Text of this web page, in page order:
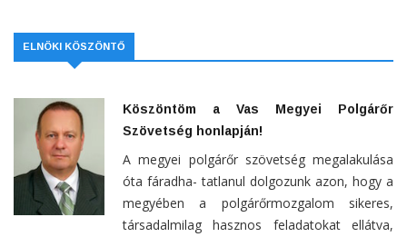
ELNÖKI KÖSZÖNTŐ
Köszöntöm a Vas Megyei Polgárőr
Szövetség honlapján!
A megyei polgárőr szövetség megalakulása
óta fáradha- tatlanul dolgozunk azon, hogy a
megyében a polgárőrmozgalom sikeres,
társadalmilag hasznos feladatokat ellátva,